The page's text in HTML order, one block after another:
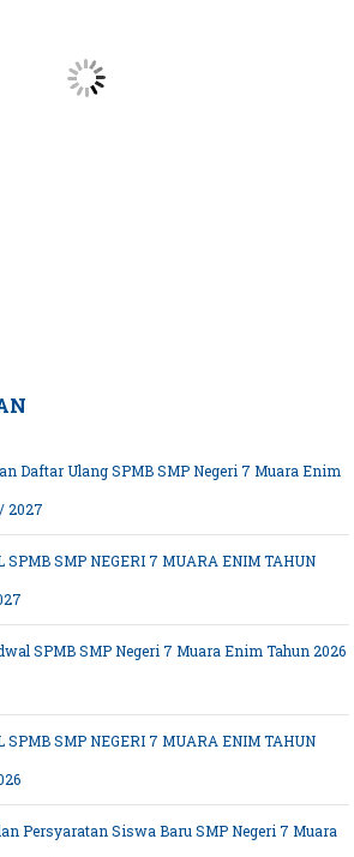
Daftar Ulang SPMB SMP Negeri 7 Muara Enim
2027
SPMB SMP NEGERI 7 MUARA ENIM TAHUN
SPMB SMP Negeri 7 Muara Enim Tahun 2026
SPMB SMP NEGERI 7 MUARA ENIM TAHUN
Persyaratan Siswa Baru SMP Negeri 7 Muara